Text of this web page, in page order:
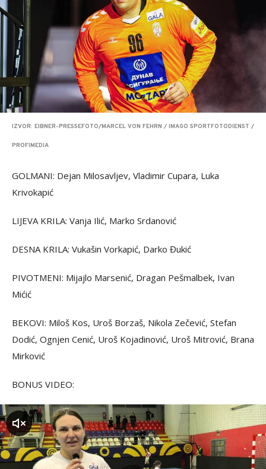
IZVOR: EIBNER-PRESSEFOTO/MARCEL VON FEHRN / IMAGO SPORTFOTODIENST /
PROFIMEDIA
GOLMANI: Dejan Milosavljev, Vladimir Cupara, Luka
Krivokapić
LIJEVA KRILA: Vanja Ilić, Marko Srdanović
DESNA KRILA: Vukašin Vorkapić, Darko Đukić
PIVOTMENI: Mijajlo Marsenić, Dragan Pešmalbek, Ivan
Mićić
BEKOVI: Miloš Kos, Uroš Borzaš, Nikola Zečević, Stefan
Dodić, Ognjen Cenić, Uroš Kojadinović, Uroš Mitrović, Brana
Mirković
BONUS VIDEO: